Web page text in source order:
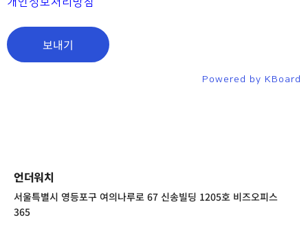
보내기
Powered by KBoard
언더워치
서울특별시 영등포구 여의나루로 67 신송빌딩 1205호 비즈오피스
365